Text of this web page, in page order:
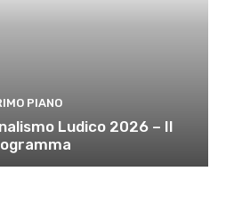
PIANO
Ludico 2026 – Il